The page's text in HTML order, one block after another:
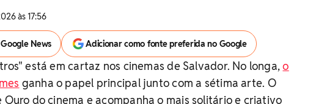
às 17:56
News Adicionar como fonte preferida no Google
está em cartaz nos cinemas de Salvador. No longa,o
ganha o papel principal junto com a sétima arte. O
Ouro do cinema e acompanha o mais solitário e criativo